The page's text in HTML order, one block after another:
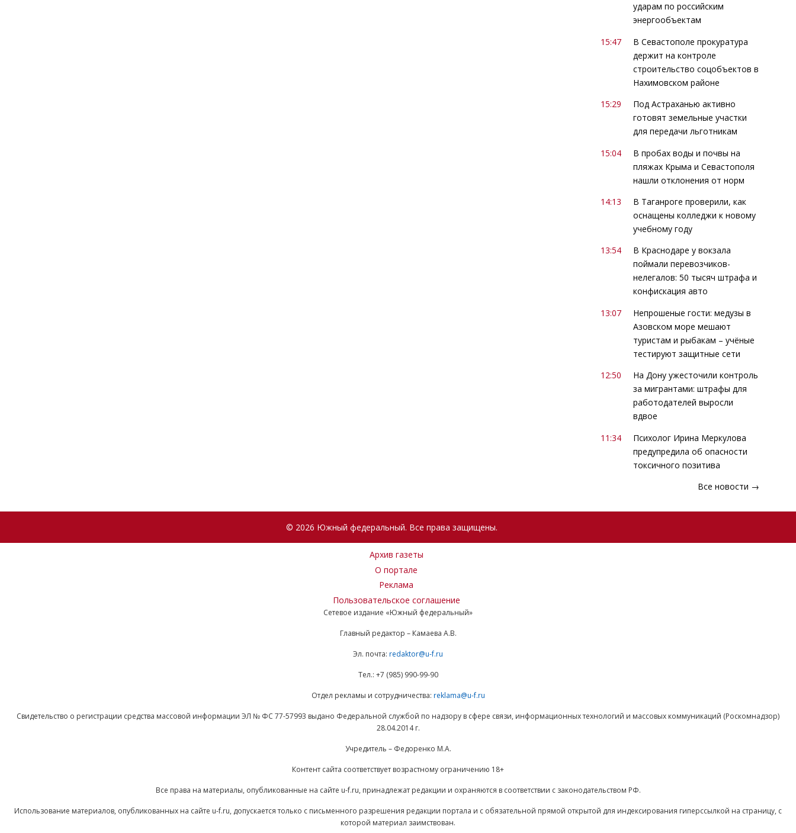
ударам по российским
энергообъектам
15:47
В Севастополе прокуратура
держит на контроле
строительство соцобъектов в
Нахимовском районе
15:29
Под Астраханью активно
готовят земельные участки
для передачи льготникам
15:04
В пробах воды и почвы на
пляжах Крыма и Севастополя
нашли отклонения от норм
14:13
В Таганроге проверили, как
оснащены колледжи к новому
учебному году
13:54
В Краснодаре у вокзала
поймали перевозчиков-
нелегалов: 50 тысяч штрафа и
конфискация авто
13:07
Непрошеные гости: медузы в
Азовском море мешают
туристам и рыбакам – учёные
тестируют защитные сети
12:50
На Дону ужесточили контроль
за мигрантами: штрафы для
работодателей выросли
вдвое
11:34
Психолог Ирина Меркулова
предупредила об опасности
токсичного позитива
Все новости →
© 2026 Южный федеральный. Все права защищены.
Архив газеты
О портале
Реклама
Пользовательское соглашение
Сетевое издание «Южный федеральный»
Главный редактор – Камаева А.В.
Эл. почта: redaktor@u-f.ru
Тел.: +7 (985) 990-99-90
Отдел рекламы и сотрудничества: reklama@u-f.ru
Свидетельство о регистрации средства массовой информации ЭЛ № ФС 77-57993 выдано Федеральной службой по надзору в сфере связи, информационных технологий и массовых коммуникаций (Роскомнадзор)
28.04.2014 г.
Учредитель – Федоренко М.А.
Контент сайта соответствует возрастному ограничению 18+
Все права на материалы, опубликованные на сайте u-f.ru, принадлежат редакции и охраняются в соответствии с законодательством РФ.
Использование материалов, опубликованных на сайте u-f.ru, допускается только с письменного разрешения редакции портала и с обязательной прямой открытой для индексирования гиперссылкой на страницу, с
которой материал заимствован.